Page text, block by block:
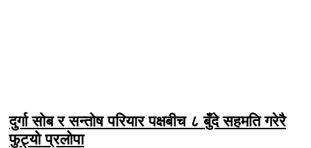
दुर्गा सोब र सन्तोष परियार पक्षबीच ८ बुँदे सहमति गरेरै
फुट्यो प्रलोपा